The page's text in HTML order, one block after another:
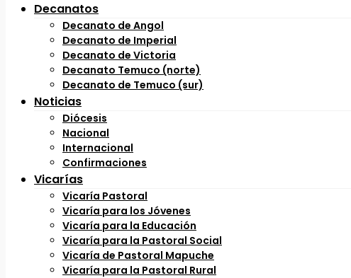
Decanatos
Decanato de Angol
Decanato de Imperial
Decanato de Victoria
Decanato Temuco (norte)
Decanato de Temuco (sur)
Noticias
Diócesis
Nacional
Internacional
Confirmaciones
Vicarías
Vicaría Pastoral
Vicaría para los Jóvenes
Vicaría para la Educación
Vicaría para la Pastoral Social
Vicaría de Pastoral Mapuche
Vicaría para la Pastoral Rural